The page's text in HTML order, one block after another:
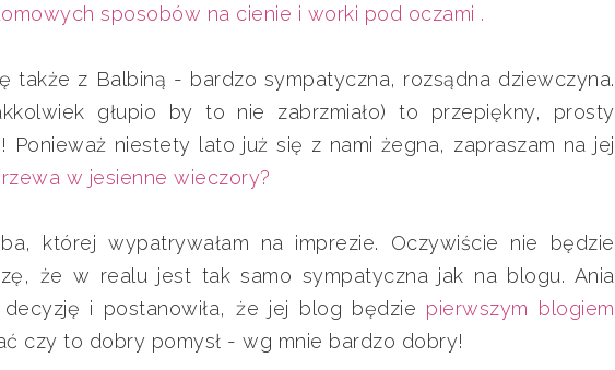
sposobów na cienie i worki pod oczami .
także z Balbiną - bardzo sympatyczna, rozsądna dziewczyna.
głupio by to nie zabrzmiało) to przepiękny, prosty
Ponieważ niestety lato już się z nami żegna, zapraszam na jej
w jesienne wieczory?
której wypatrywałam na imprezie. Oczywiście nie będzie
że w realu jest tak samo sympatyczna jak na blogu. Ania
i postanowiła, że jej blog będzie pierwszym blogiem
czy to dobry pomysł - wg mnie bardzo dobry!